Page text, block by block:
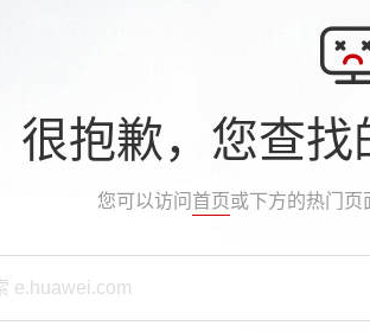
很抱歉，您查找
您可以访问 首页或下方的热门页